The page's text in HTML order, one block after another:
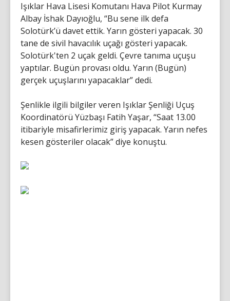
Işıklar Hava Lisesi Komutanı Hava Pilot Kurmay
Albay İshak Dayıoğlu, “Bu sene ilk defa
Solotürk’ü davet ettik. Yarın gösteri yapacak. 30
tane de sivil havacılık uçağı gösteri yapacak.
Solotürk'ten 2 uçak geldi. Çevre tanıma uçuşu
yaptılar. Bugün provası oldu. Yarın (Bugün)
gerçek uçuşlarını yapacaklar” dedi.
Şenlikle ilgili bilgiler veren Işıklar Şenliği Uçuş
Koordinatörü Yüzbaşı Fatih Yaşar, “Saat 13.00
itibariyle misafirlerimiz giriş yapacak. Yarın nefes
kesen gösteriler olacak” diye konuştu.